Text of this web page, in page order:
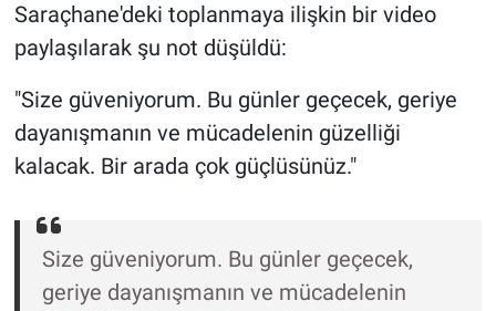
Saraçhane'deki toplanmaya ilişkin bir video
paylaşılarak şu not düşüldü:
"Size güveniyorum. Bu günler geçecek, geriye
dayanışmanın ve mücadelenin güzelliği
kalacak. Bir arada çok güçlüsünüz."
Size güveniyorum. Bu günler geçecek,
geriye dayanışmanın ve mücadelenin
Ne demişti
Popüler
Programlar
Sağlık
Spor